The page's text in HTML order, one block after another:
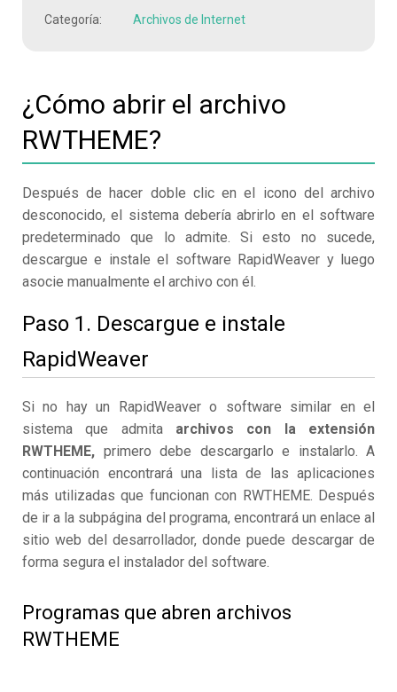
Categoría: Archivos de Internet
¿Cómo abrir el archivo
RWTHEME?
Después de hacer doble clic en el icono del archivo
desconocido, el sistema debería abrirlo en el software
predeterminado que lo admite. Si esto no sucede,
descargue e instale el software RapidWeaver y luego
asocie manualmente el archivo con él.
Paso 1. Descargue e instale
RapidWeaver
Si no hay un RapidWeaver o software similar en el
sistema que admita archivos con la extensión
RWTHEME, primero debe descargarlo e instalarlo. A
continuación encontrará una lista de las aplicaciones
más utilizadas que funcionan con RWTHEME. Después
de ir a la subpágina del programa, encontrará un enlace al
sitio web del desarrollador, donde puede descargar de
forma segura el instalador del software.
Programas que abren archivos
RWTHEME